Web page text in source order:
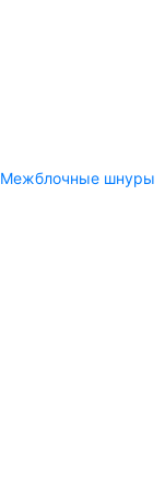
Межблочные шнуры